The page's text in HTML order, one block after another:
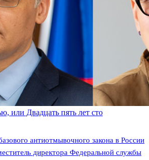
или Двадцать пять лет сто
антиотмывочного закона в России
директора Федеральной службы